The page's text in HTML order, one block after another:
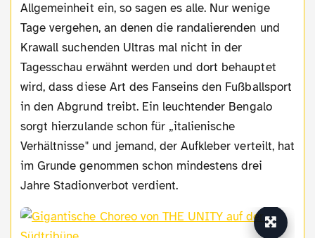
Allgemeinheit ein, so sagen es alle. Nur wenige
Tage vergehen, an denen die randalierenden und
Krawall suchenden Ultras mal nicht in der
Tagesschau erwähnt werden und dort behauptet
wird, dass diese Art des Fanseins den Fußballsport
in den Abgrund treibt. Ein leuchtender Bengalo
sorgt hierzulande schon für „italienische
Verhältnisse" und jemand, der Aufkleber verteilt, hat
im Grunde genommen schon mindestens drei
Jahre Stadionverbot verdient.